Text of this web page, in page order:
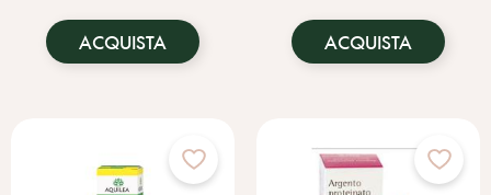
ACQUISTA ACQUISTA